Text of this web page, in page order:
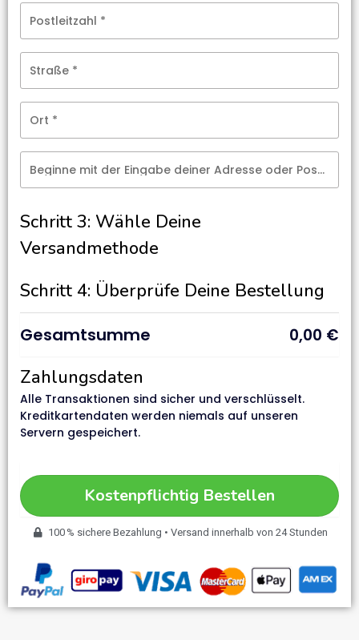
Postleitzahl *
Straße *
Ort *
Beginne mit der Eingabe deiner Adresse oder Postleitzahl
Schritt 3: Wähle Deine
Versandmethode
Schritt 4: Überprüfe Deine Bestellung
Gesamtsumme 0,00 €
Zahlungsdaten
Alle Transaktionen sind sicher und verschlüsselt.
Kreditkartendaten werden niemals auf unseren
Servern gespeichert.
Kostenpflichtig Bestellen
100 % sichere Bezahlung • Versand innerhalb von 24 Stunden